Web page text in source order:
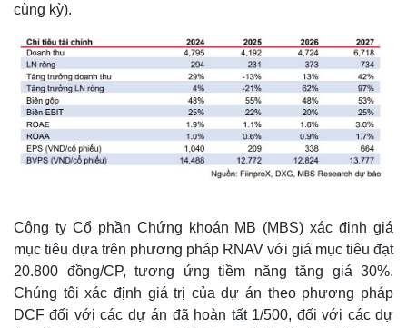
cùng kỳ).
Công ty Cổ phần Chứng khoán MB (MBS) xác định giá
mục tiêu dựa trên phương pháp RNAV với giá mục tiêu đạt
20.800 đồng/CP, tương ứng tiềm năng tăng giá 30%.
Chúng tôi xác định giá trị của dự án theo phương pháp
DCF đối với các dự án đã hoàn tất 1/500, đối với các dự